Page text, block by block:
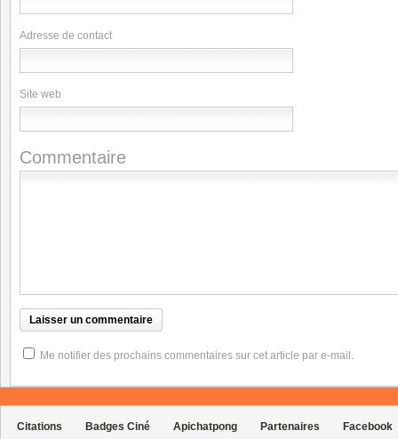
Adresse de contact
Site web
Commentaire
Me notifier des prochains commentaires sur cet article par e-mail.
Citations Badges Ciné Apichatpong Partenaires Facebook